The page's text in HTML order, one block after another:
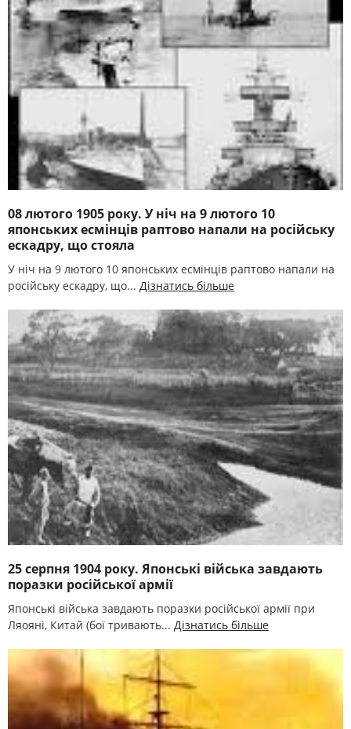
08 лютого 1905 року. У ніч на 9 лютого 10
японських есмінців раптово напали на російську
ескадру, що стояла
У ніч на 9 лютого 10 японських есмінців раптово напали на
російську ескадру, що... Дізнатись більше
25 серпня 1904 року. Японські війська завдають
поразки російської армії
Японські війська завдають поразки російської армії при
Ляояні, Китай (бої тривають... Дізнатись більше